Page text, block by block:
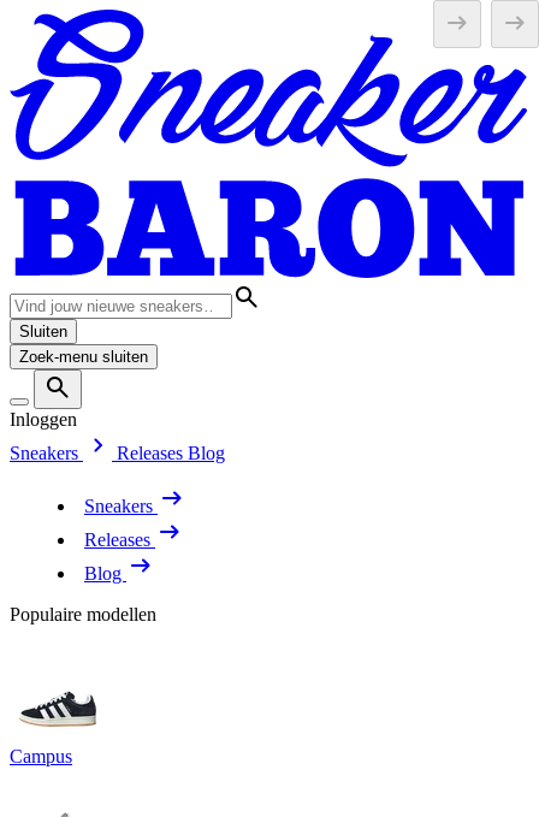
Sluiten
Zoek-menu sluiten
Inloggen
Sneakers
Releases Blog
Sneakers
Releases
Blog
Populaire modellen
Campus